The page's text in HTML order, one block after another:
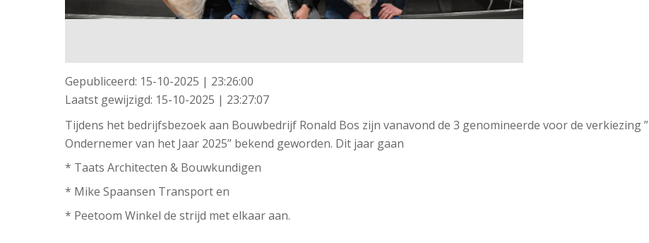
Gepubliceerd: 15-10-2025 | 23:26:00
Laatst gewijzigd: 15-10-2025 | 23:27:07
Tijdens het bedrijfsbezoek aan Bouwbedrijf Ronald Bos zijn vanavond de 3 genomineerde voor de verkiezing ”
Ondernemer van het Jaar 2025” bekend geworden. Dit jaar gaan
* Taats Architecten & Bouwkundigen
* Mike Spaansen Transport en
* Peetoom Winkel de strijd met elkaar aan.